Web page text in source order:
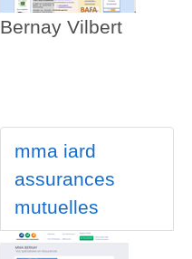
Bernay Vilbert
mma iard
assurances
mutuelles